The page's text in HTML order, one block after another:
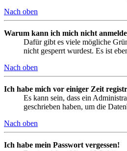
Nach oben
Warum kann ich mich nicht
Dafür gibt es viele mögliche
nicht gesperrt wurdest. Es ist
Nach oben
Ich habe mich vor einiger Zeit
Es kann sein, dass ein
geschrieben haben, um die
Nach oben
Ich habe mein Passwort vergessen!